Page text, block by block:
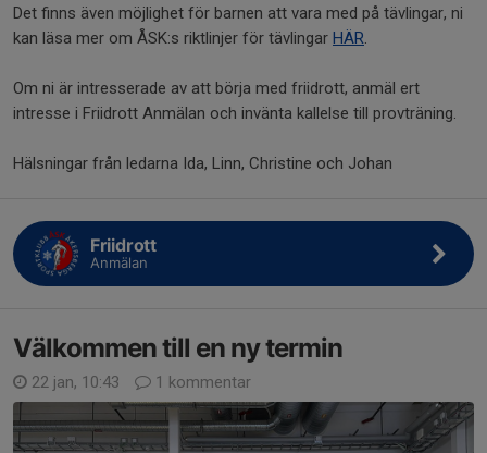
Det finns även möjlighet för barnen att vara med på tävlingar, ni
kan läsa mer om ÅSK:s riktlinjer för tävlingar HÄR.
Om ni är intresserade av att börja med friidrott, anmäl ert
intresse i Friidrott Anmälan och invänta kallelse till provträning.
Hälsningar från ledarna Ida, Linn, Christine och Johan
Friidrott
Anmälan
Välkommen till en ny termin
22 jan, 10:43 1 kommentar